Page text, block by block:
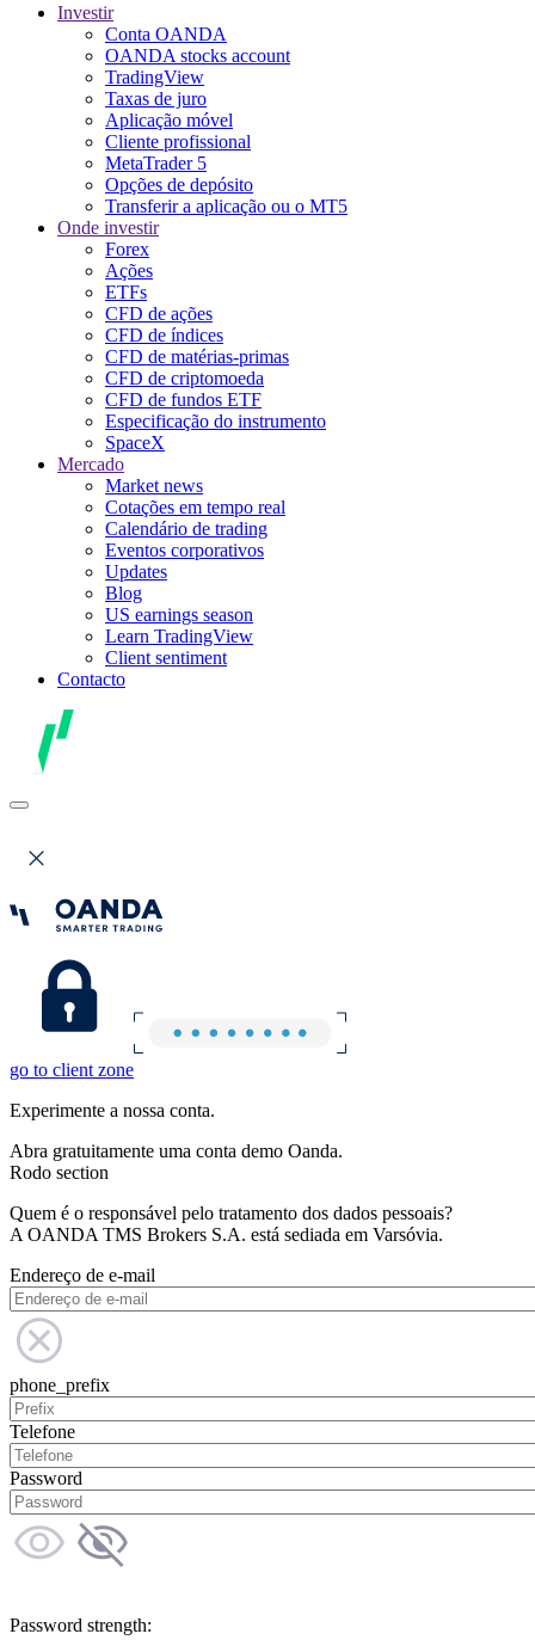
Investir
Conta OANDA
OANDA stocks account
TradingView
Taxas de juro
Aplicação móvel
Cliente profissional
MetaTrader 5
Opções de depósito
Transferir a aplicação ou o MT5
Onde investir
Forex
Ações
ETFs
CFD de ações
CFD de índices
CFD de matérias-primas
CFD de criptomoeda
CFD de fundos ETF
Especificação do instrumento
SpaceX
Mercado
Market news
Cotações em tempo real
Calendário de trading
Eventos corporativos
Updates
Blog
US earnings season
Learn TradingView
Client sentiment
Contacto
go to client zone
Experimente a nossa conta.
Abra gratuitamente uma conta demo Oanda.
Rodo section
Quem é o responsável pelo tratamento dos dados pessoais?
A OANDA TMS Brokers S.A. está sediada em Varsóvia.
Endereço de e-mail
phone_prefix
Telefone
Password
Password strength: